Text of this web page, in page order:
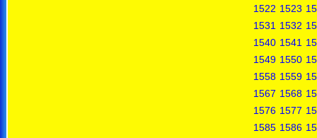
1522 1523
1531 1532
1540 1541
1549 1550
1558 1559
1567 1568
1576 1577
1585 1586